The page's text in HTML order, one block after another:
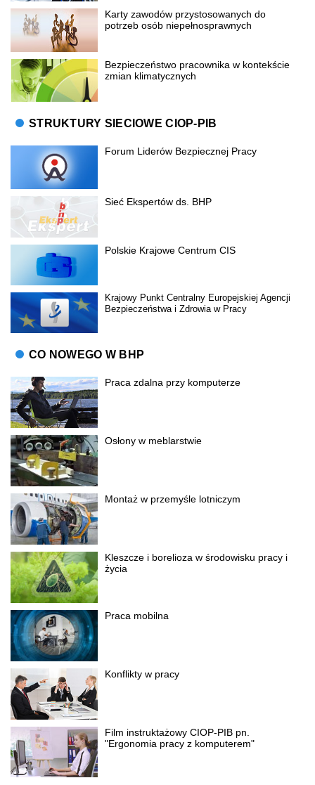
Karty zawodów przystosowanych do
potrzeb osób niepełnosprawnych
Bezpieczeństwo pracownika w kontekście
zmian klimatycznych
STRUKTURY SIECIOWE CIOP-PIB
Forum Liderów Bezpiecznej Pracy
Sieć Ekspertów ds. BHP
Polskie Krajowe Centrum CIS
Krajowy Punkt Centralny Europejskiej Agencji
Bezpieczeństwa i Zdrowia w Pracy
CO NOWEGO W BHP
Praca zdalna przy komputerze
Osłony w meblarstwie
Montaż w przemyśle lotniczym
Kleszcze i borelioza w środowisku pracy i
życia
Praca mobilna
Konflikty w pracy
Film instruktażowy CIOP-PIB pn.
"Ergonomia pracy z komputerem"